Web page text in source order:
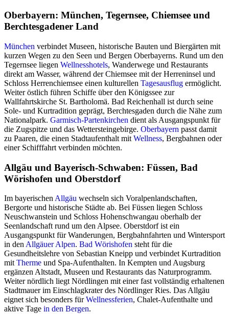
Oberbayern: München, Tegernsee, Chiemsee und
Berchtesgadener Land
München verbindet Museen, historische Bauten und Biergärten mit
kurzen Wegen zu den Seen und Bergen Oberbayerns. Rund um den
Tegernsee liegen Wellnesshotels, Wanderwege und Restaurants
direkt am Wasser, während der Chiemsee mit der Herreninsel und
Schloss Herrenchiemsee einen kulturellen Tagesausflug ermöglicht.
Weiter östlich führen Schiffe über den Königssee zur
Wallfahrtskirche St. Bartholomä. Bad Reichenhall ist durch seine
Sole- und Kurtradition geprägt, Berchtesgaden durch die Nähe zum
Nationalpark. Garmisch-Partenkirchen dient als Ausgangspunkt für
die Zugspitze und das Wettersteingebirge. Oberbayern passt damit
zu Paaren, die einen Stadtaufenthalt mit Wellness, Bergbahnen oder
einer Schifffahrt verbinden möchten.
Allgäu und Bayerisch-Schwaben: Füssen, Bad
Wörishofen und Oberstdorf
Im bayerischen Allgäu wechseln sich Voralpenlandschaften,
Bergorte und historische Städte ab. Bei Füssen liegen Schloss
Neuschwanstein und Schloss Hohenschwangau oberhalb der
Seenlandschaft rund um den Alpsee. Oberstdorf ist ein
Ausgangspunkt für Wanderungen, Bergbahnfahrten und Wintersport
in den Allgäuer Alpen. Bad Wörishofen steht für die
Gesundheitslehre von Sebastian Kneipp und verbindet Kurtradition
mit Therme und Spa-Aufenthalten. In Kempten und Augsburg
ergänzen Altstadt, Museen und Restaurants das Naturprogramm.
Weiter nördlich liegt Nördlingen mit einer fast vollständig erhaltenen
Stadtmauer im Einschlagkrater des Nördlinger Ries. Das Allgäu
eignet sich besonders fürWellnessferien, Chalet-Aufenthalte und
aktive Tage in den Bergen.